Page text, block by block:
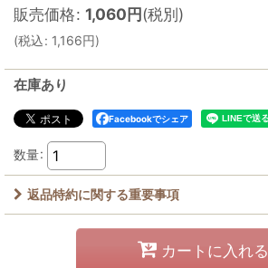
販売価格: 1,060円(税別)
(税込: 1,166円)
在庫あり
Facebookでシェア
数量:
返品特約に関する重要事項
カートに入れる